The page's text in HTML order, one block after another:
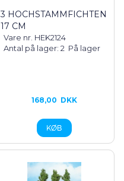
3 HOCHSTAMMFICHTEN
17 CM
Vare nr. HEK2124
Antal på lager: 2 På lager
168,00 DKK